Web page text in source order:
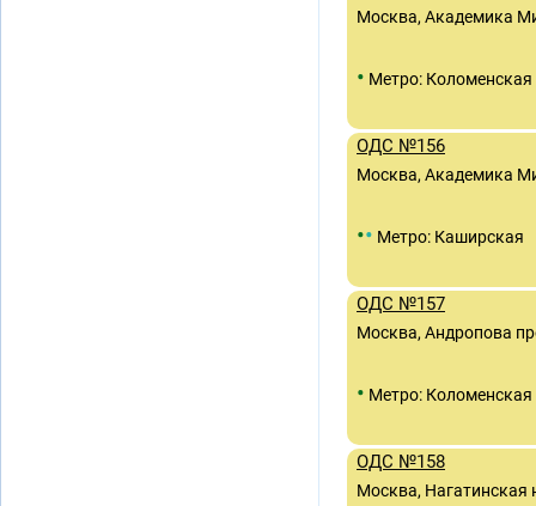
Москва, Академика
• Метро: Коломенская
ОДС №156
Москва, Академика
•• Метро: Каширская
ОДС №157
Москва, Андропова
• Метро: Коломенская
ОДС №158
Москва, Нагатинская